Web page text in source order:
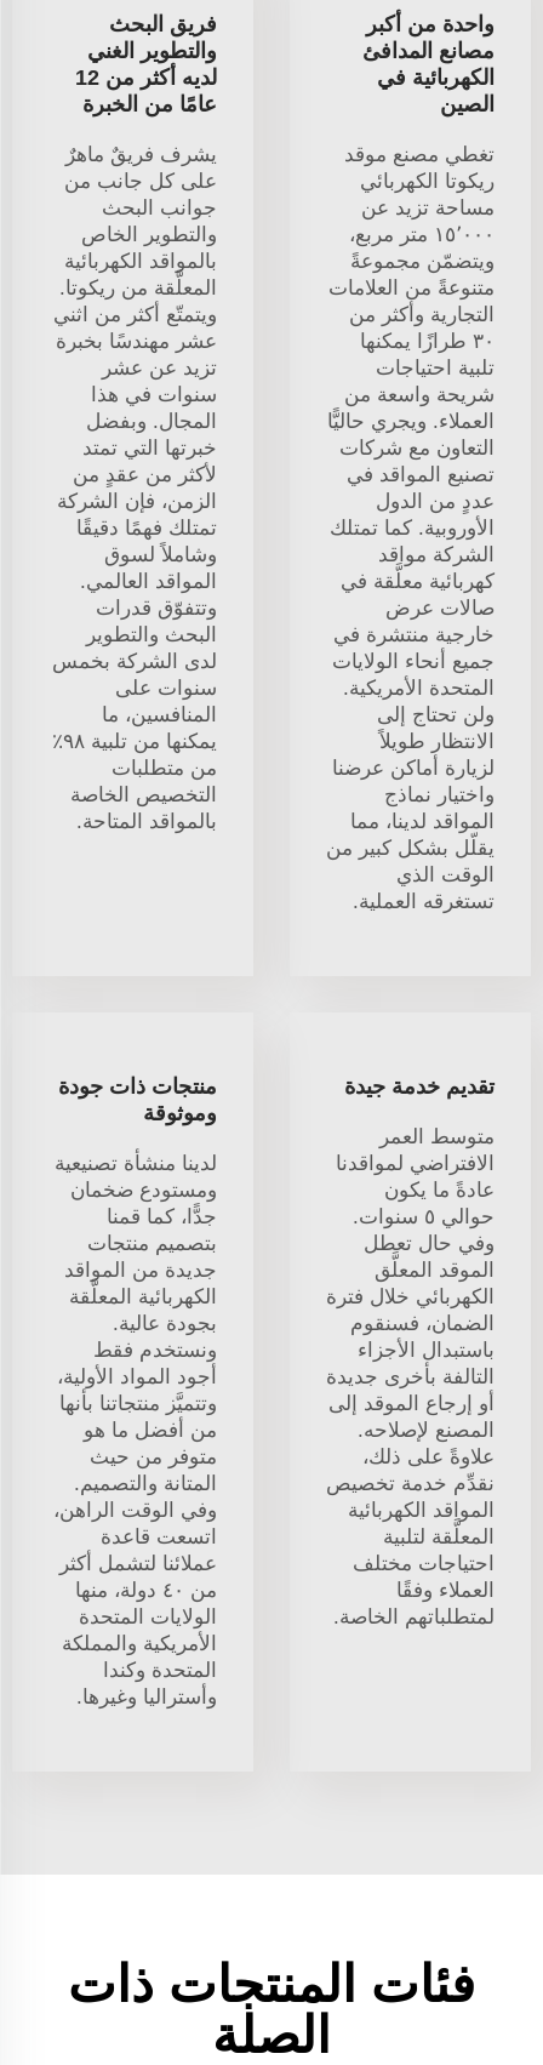
واحدة من أكبر
مصانع المدافئ
الكهربائية في
الصين
تغطي مصنع موقد
ريكوتا الكهربائي
مساحة تزيد عن
١٥٬٠٠٠ متر مربع،
ويتضمّن مجموعةً
متنوعةً من العلامات
التجارية وأكثر من
٣٠ طرازًا يمكنها
تلبية احتياجات
شريحة واسعة من
العملاء. ويجري حاليًّا
التعاون مع شركات
تصنيع المواقد في
عددٍ من الدول
الأوروبية. كما تمتلك
الشركة مواقد
كهربائية معلَّقة في
صالات عرض
خارجية منتشرة في
جميع أنحاء الولايات
المتحدة الأمريكية.
ولن تحتاج إلى
الانتظار طويلاً
لزيارة أماكن عرضنا
واختيار نماذج
المواقد لدينا، مما
يقلّل بشكل كبير من
الوقت الذي
تستغرقه العملية.
فريق البحث
والتطوير الغني
لديه أكثر من 12
عامًا من الخبرة
يشرف فريقٌ ماهرٌ
على كل جانب من
جوانب البحث
والتطوير الخاص
بالمواقد الكهربائية
المعلَّقة من ريكوتا.
ويتمتّع أكثر من اثني
عشر مهندسًا بخبرة
تزيد عن عشر
سنوات في هذا
المجال. وبفضل
خبرتها التي تمتد
لأكثر من عقدٍ من
الزمن، فإن الشركة
تمتلك فهمًا دقيقًا
وشاملاً لسوق
المواقد العالمي.
وتتفوّق قدرات
البحث والتطوير
لدى الشركة بخمس
سنوات على
المنافسين، ما
يمكنها من تلبية ٩٨٪
من متطلبات
التخصيص الخاصة
بالمواقد المتاحة.
تقديم خدمة جيدة
متوسط العمر
الافتراضي لمواقدنا
عادةً ما يكون
حوالي ٥ سنوات.
وفي حال تعطل
الموقد المعلَّق
الكهربائي خلال فترة
الضمان، فسنقوم
باستبدال الأجزاء
التالفة بأخرى جديدة
أو إرجاع الموقد إلى
المصنع لإصلاحه.
علاوةً على ذلك،
نقدِّم خدمة تخصيص
المواقد الكهربائية
المعلَّقة لتلبية
احتياجات مختلف
العملاء وفقًا
لمتطلباتهم الخاصة.
منتجات ذات جودة
وموثوقة
لدينا منشأة تصنيعية
ومستودع ضخمان
جدًّا، كما قمنا
بتصميم منتجات
جديدة من المواقد
الكهربائية المعلَّقة
بجودة عالية.
ونستخدم فقط
أجود المواد الأولية،
وتتميَّز منتجاتنا بأنها
من أفضل ما هو
متوفر من حيث
المتانة والتصميم.
وفي الوقت الراهن،
اتسعت قاعدة
عملائنا لتشمل أكثر
من ٤٠ دولة، منها
الولايات المتحدة
الأمريكية والمملكة
المتحدة وكندا
وأستراليا وغيرها.
فئات المنتجات ذات
الصلة